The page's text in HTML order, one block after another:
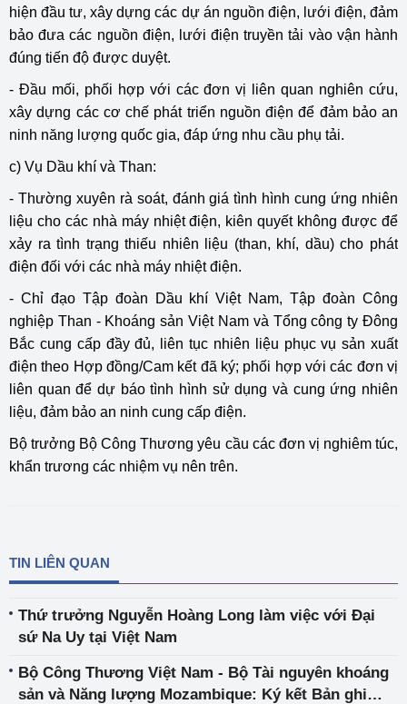
hiện đầu tư, xây dựng các dự án nguồn điện, lưới điện, đảm
bảo đưa các nguồn điện, lưới điện truyền tải vào vận hành
đúng tiến độ được duyệt.
- Đầu mối, phối hợp với các đơn vị liên quan nghiên cứu,
xây dựng các cơ chế phát triển nguồn điện để đảm bảo an
ninh năng lượng quốc gia, đáp ứng nhu cầu phụ tải.
c) Vụ Dầu khí và Than:
- Thường xuyên rà soát, đánh giá tình hình cung ứng nhiên
liệu cho các nhà máy nhiệt điện, kiên quyết không được để
xảy ra tình trạng thiếu nhiên liệu (than, khí, dầu) cho phát
điện đối với các nhà máy nhiệt điện.
- Chỉ đạo Tập đoàn Dầu khí Việt Nam, Tập đoàn Công
nghiệp Than - Khoáng sản Việt Nam và Tổng công ty Đông
Bắc cung cấp đầy đủ, liên tục nhiên liệu phục vụ sản xuất
điện theo Hợp đồng/Cam kết đã ký; phối hợp với các đơn vị
liên quan để dự báo tình hình sử dụng và cung ứng nhiên
liệu, đảm bảo an ninh cung cấp điện.
Bộ trưởng Bộ Công Thương yêu cầu các đơn vị nghiêm túc,
khẩn trương các nhiệm vụ nên trên.
TIN LIÊN QUAN
Thứ trưởng Nguyễn Hoàng Long làm việc với Đại
sứ Na Uy tại Việt Nam
Bộ Công Thương Việt Nam - Bộ Tài nguyên khoáng
sản và Năng lượng Mozambique: Ký kết Bản ghi